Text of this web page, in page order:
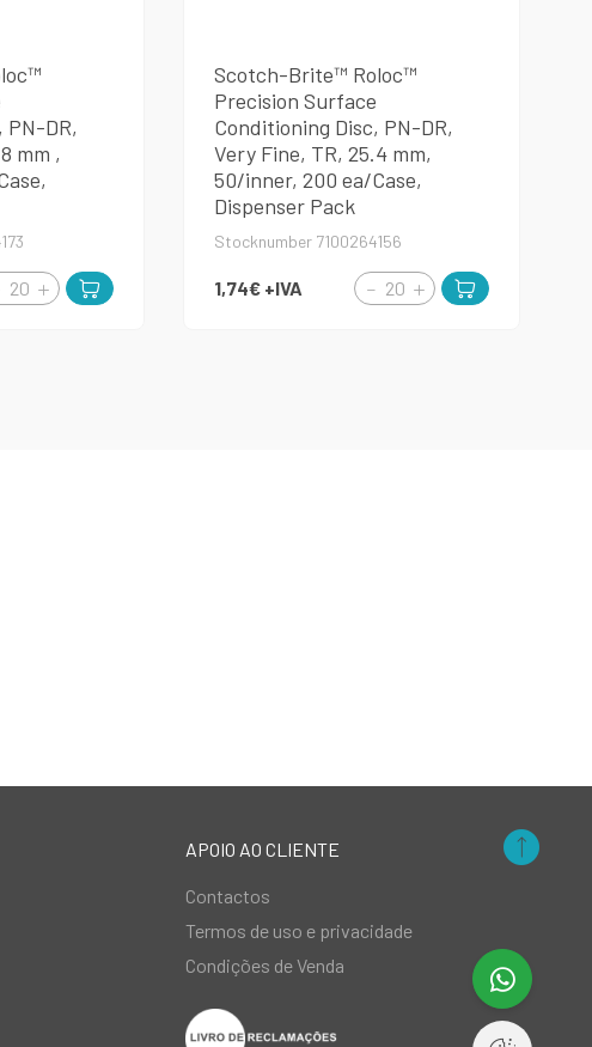
PN-DR,
mm ,
Scotch-Brite™ Roloc™
Precision Surface
Conditioning Disc, PN-DR,
Very Fine, TR, 25.4 mm,
50/inner, 200 ea/Case,
Dispenser Pack
Stocknumber 7100264156
1,74€ +IVA
APOIO AO CLIENTE
Contactos
Termos de uso e privacidade
Condições de Venda